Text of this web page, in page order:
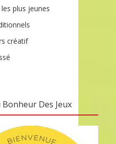
plus jeunes
créatif
Bonheur Des Jeux